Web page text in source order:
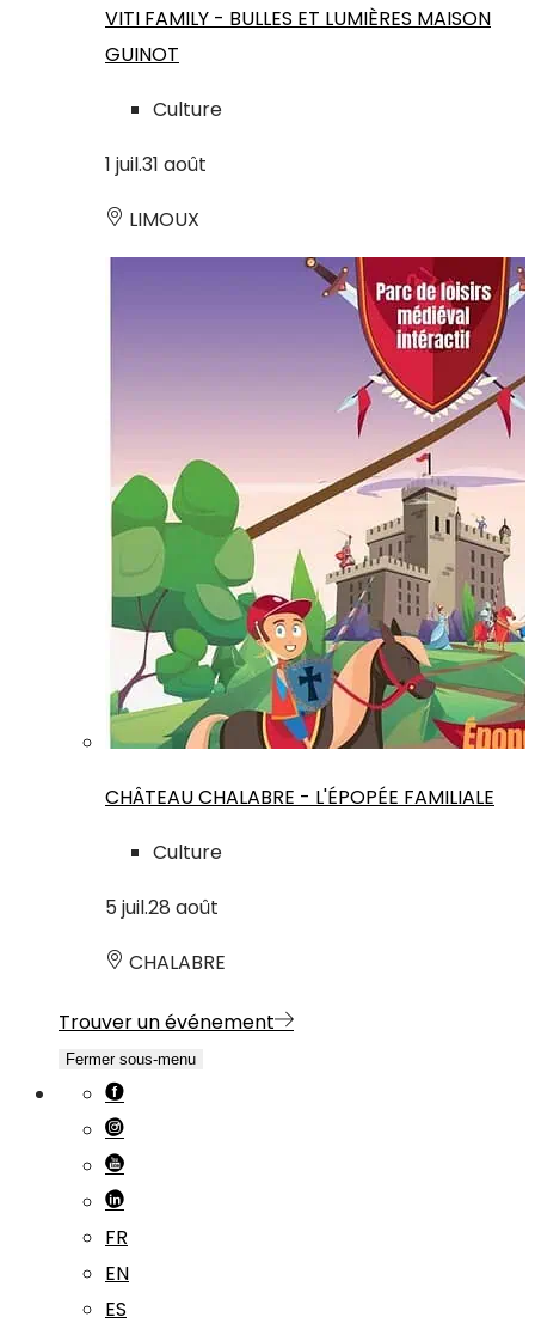
VITI FAMILY - BULLES ET LUMIÈRES MAISON
GUINOT
Culture
1 juil.31 août
LIMOUX
CHÂTEAU CHALABRE - L'ÉPOPÉE FAMILIALE
Culture
5 juil.28 août
CHALABRE
Trouver un événement
Fermer sous-menu
FR
EN
ES